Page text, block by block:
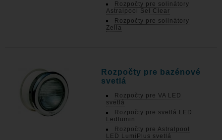
Rozpočty pre solinátory
Astralpool Sel Clear
Rozpočty pre solinátory
Zelia
Rozpočty pre bazénové
svetlá
Rozpočty pre VA LED
svetlá
Rozpočty pre svetlá LED
Ledlumin
Rozpočty pre Astralpool
LED LumiPlus svetlá